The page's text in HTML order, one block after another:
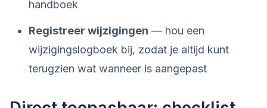
handboek
Registreer wijzigingen — hou een
wijzigingslogboek bij, zodat je altijd kunt
terugzien wat wanneer is aangepast